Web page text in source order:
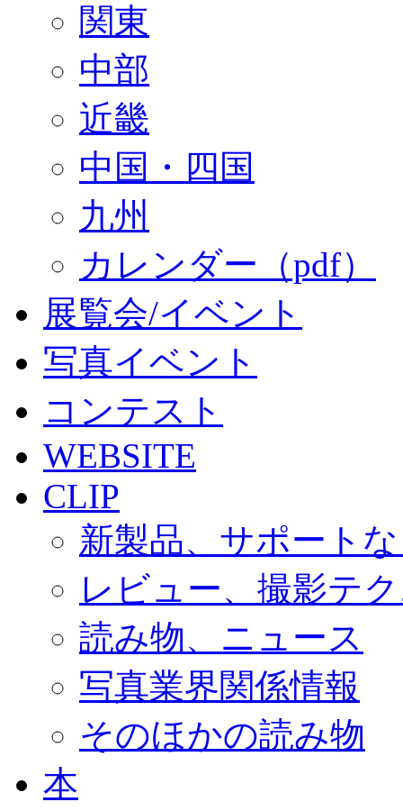
関東
中部
近畿
中国・四国
九州
カレンダー（pdf）
展覧会/イベント
写真イベント
コンテスト
WEBSITE
CLIP
新製品、サポート
レビュー、撮影テ
読み物、ニュース
写真業界関係情報
そのほかの読み物
本